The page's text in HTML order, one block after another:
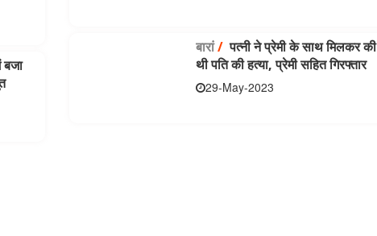
बजा
बारां/पत्नी ने प्रेमी के साथ मिलकर की
थी पति की हत्या, प्रेमी सहित गिरफ्तार
29-May-2023